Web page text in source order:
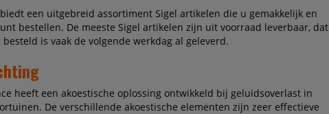
een uitgebreid assortiment Sigel artikelen die u gemakkelijk en
bestellen. De meeste Sigel artikelen zijn uit voorraad leverbaar, dat
is vaak de volgende werkdag al geleverd.
heeft een akoestische oplossing ontwikkeld bij geluidsoverlast in
De verschillende akoestische elementen zijn zeer effectieve